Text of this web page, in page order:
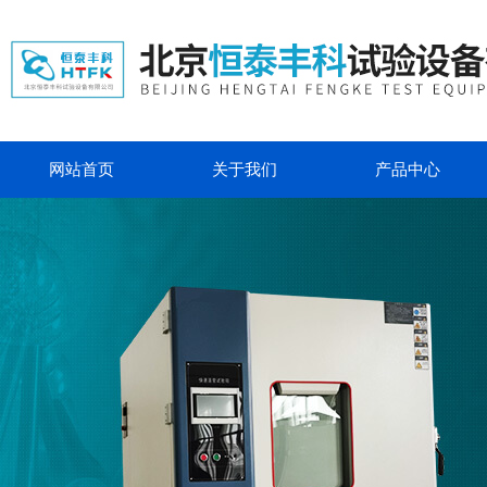
网站首页 关于我们 产品中心